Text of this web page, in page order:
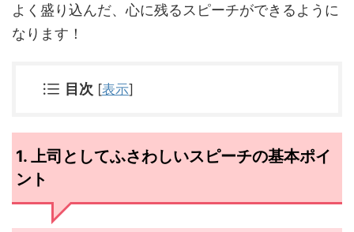
よく盛り込んだ、心に残るスピーチができるように
なります！
目次 [表示]
1. 上司としてふさわしいスピーチの基本ポイ
ント